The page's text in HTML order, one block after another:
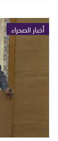
أخبار الصحراء